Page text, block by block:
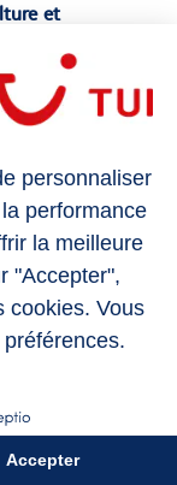
et
vestiges
racontent
aussi
avec des
d'artifice.
fêtes de fin
palmiers ?
personnaliser
performance
la meilleure
"Accepter",
cookies. Vous
Accepter